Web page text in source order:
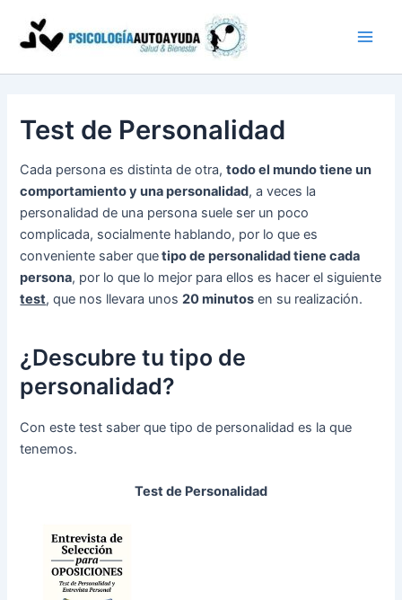
contenido
Test de Personalidad
Cada persona es distinta de otra,todo el mundo tiene un
comportamiento y una personalidad, a veces la
personalidad de una persona suele ser un poco
complicada, socialmente hablando, por lo que es
conveniente saber quetipo de personalidad tiene cada
persona, por lo que lo mejor para ellos es hacer el siguiente
test, que nos llevara unos20 minutos en su realización.
¿Descubre tu tipo de
personalidad?
Con este test saber que tipo de personalidad es la que
tenemos.
Test de Personalidad